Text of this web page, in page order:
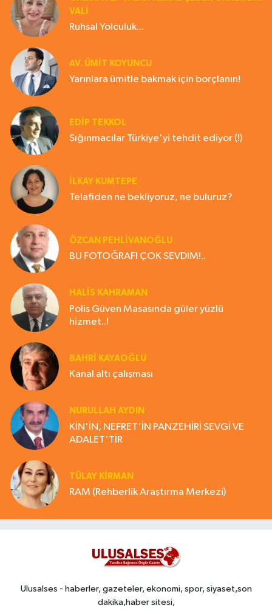
VALİ
Ruhsal Yolculuk...
AV. ÜMIT KOYUNCU
Yarınlara ümitle bakmak için borçlanın!
EDIP TEKKOL
Sığınmacılar Türkiye'yi tehdit ediyor (!)
İLKAY KUMTEPE
Telafiden ne bekliyoruz, ne buluruz?
ÖZCAN PEHLİVANOĞLU
BU FOTOĞRAFI ÇOK SEVDİM!..
HALIS KAHRAMAN
Polis Güven Masasında güler yüzlü
hizmet..!
BAHRI KAYAOĞLU
Kanal altı çalışması
NURULLAH AYDIN
KİN'İN, NEFRET'İN PANZEHİRİ SEVGİ VE
ADALET'TİR
TÜLAY KİRMAN
RAM (Rehberlik Araştırma Merkezi)
Ulusalses - haberler, gazeteler, ekonomi, spor, siyaset,son
dakika,haber sitesi,